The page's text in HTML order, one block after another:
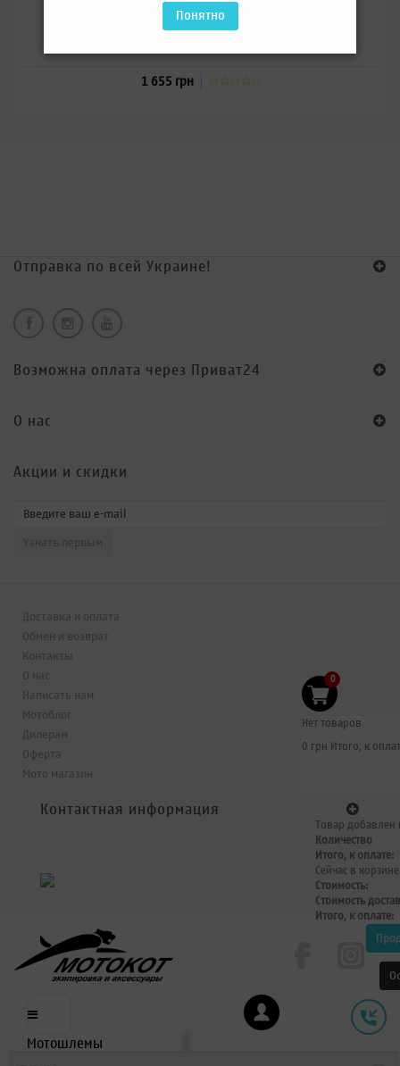
Моторюкзак для ежедневного использования.
1 655 грн
Понятно
Отправка по всей Украине!
Возможна оплата через Приват24
O нас
Акции и скидки
Доставка и оплата
Обмен и возврат
Контакты
О нас
Написать нам
Мотоблог
Дилерам
Оферта
Мото магазин
Контактная информация
0
Нет товаров
0 грн Итого, к
Товар добавлен
Количество
Итого, к оплате:
Сейчас в
Стоимость:
Стоимость
Итого, к оплате:
Мотошлемы